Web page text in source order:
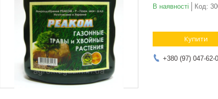
В наявності Код:
Купити
+380 (97) 047-62-